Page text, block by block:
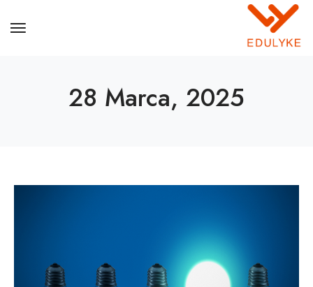
28 Marca, 2025